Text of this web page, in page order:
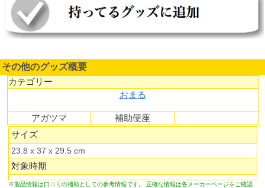
その他のグッズ概要
カテゴリー
おまる
アガツマ
補助便座
サイズ
23.8 x 37 x 29.5 cm
対象時期
※製品情報は口コミの補助としての参考情報です。 正確な情報は各メーカーページをご確認